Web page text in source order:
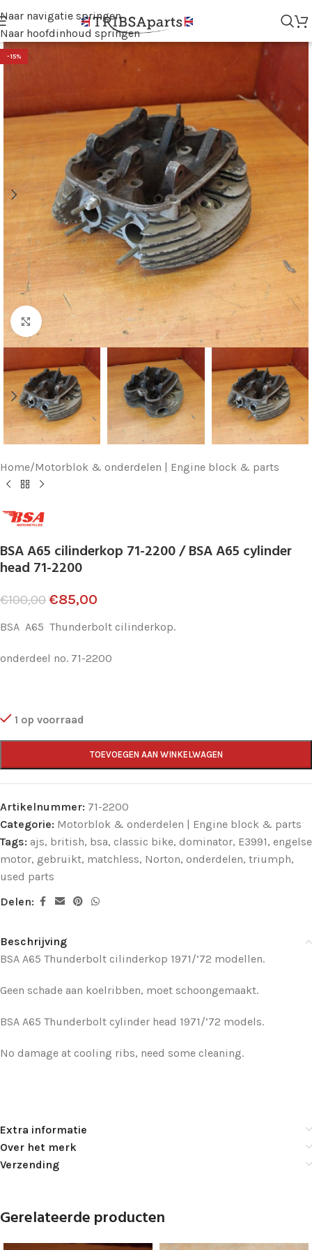
Naar navigatie springen
Naar hoofdinhoud springen
-15%
Klik voor vergroting
Home/Motorblok & onderdelen | Engine block & parts
BSA A65 cilinderkop 71-2200 / BSA A65 cylinder
head 71-2200
€100,00 €85,00
BSA A65 Thunderbolt cilinderkop.
onderdeel no. 71-2200
1 op voorraad
TOEVOEGEN AAN WINKELWAGEN
Artikelnummer: 71-2200
Categorie: Motorblok & onderdelen | Engine block & parts
Tags: ajs, british, bsa, classic bike, dominator, E3991, engelse
motor, gebruikt, matchless, Norton, onderdelen, triumph,
used parts
Delen:
Beschrijving
BSA A65 Thunderbolt cilinderkop 1971/’72 modellen.
Geen schade aan koelribben, moet schoongemaakt.
BSA A65 Thunderbolt cylinder head 1971/’72 models.
No damage at cooling ribs, need some cleaning.
Extra informatie
Over het merk
Verzending
Gerelateerde producten